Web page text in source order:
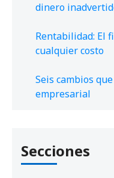
dinero
Rentabilidad: El
cualquier costo
Seis cambios
empresarial
Secciones